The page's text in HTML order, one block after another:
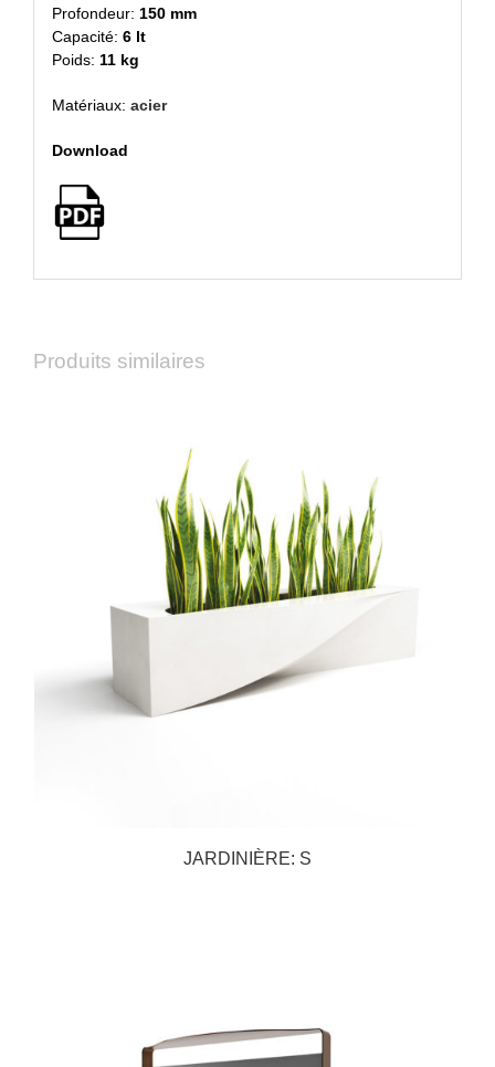
Profondeur: 150 mm
Capacité: 6 lt
Poids: 11 kg
Matériaux: acier
Download
Produits similaires
JARDINIÈRE: S